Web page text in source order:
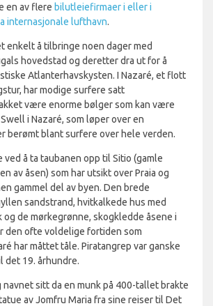
en av flere bilutleiefirmaer i eller i
internasjonale lufthavn.
enkelt å tilbringe noen dager med
hovedstad og deretter dra ut for å
Atlanterhavskysten. I Nazaré, et flott
har modige surfere satt
være enorme bølger som kan være
i Nazaré, som løper over en
berømt blant surfere over hele verden.
ved å ta taubanen opp til Sitio (gamle
av åsen) som har utsikt over Praia og
gammel del av byen. Den brede
sandstrand, hvitkalkede hus med
de mørkegrønne, skogkledde åsene i
den ofte voldelige fortiden som
har måttet tåle. Piratangrep var ganske
det 19. århundre.
sitt da en munk på 400-tallet brakte
av Jomfru Maria fra sine reiser til Det